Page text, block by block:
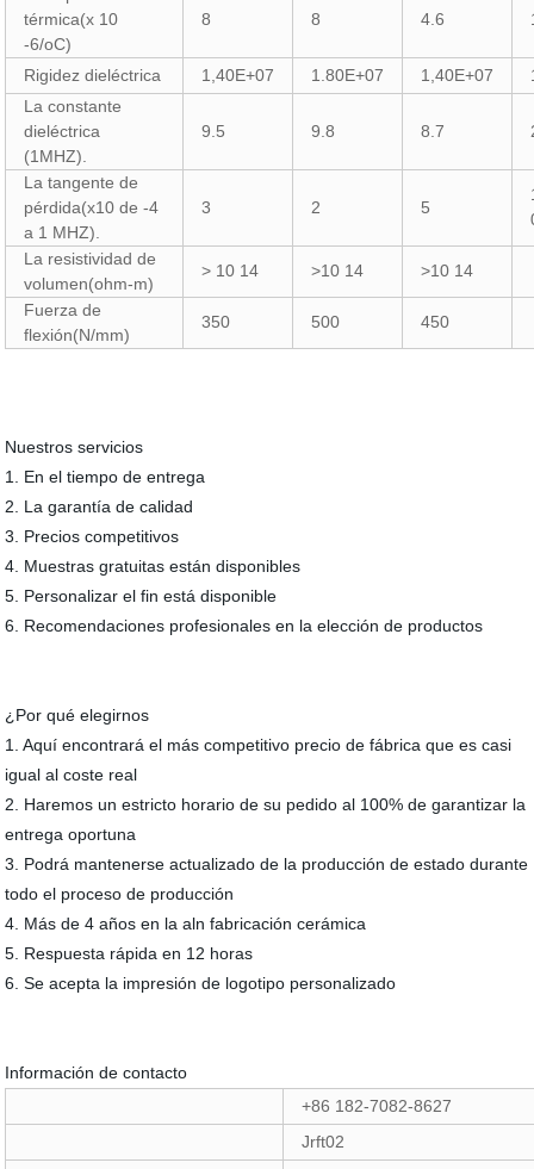
térmica(x 10
-6/oC)
8 8 4.6
Rigidez dieléctrica 1,40E+07 1.80E+07 1,40E+07
La constante
dieléctrica
(1MHZ).
9.5 9.8 8.7
La tangente de
pérdida(x10 de -4
a 1 MHZ).
3 2 5
La resistividad de
volumen(ohm-m)
> 10 14 >10 14 >10 14
Fuerza de
flexión(N/mm)
350 500 450
Nuestros servicios
1. En el tiempo de entrega
2. La garantía de calidad
3. Precios competitivos
4. Muestras gratuitas están disponibles
5. Personalizar el fin está disponible
6. Recomendaciones profesionales en la elección de productos
¿Por qué elegirnos
1. Aquí encontrará el más competitivo precio de fábrica que es casi
igual al coste real
2. Haremos un estricto horario de su pedido al 100% de garantizar la
entrega oportuna
3. Podrá mantenerse actualizado de la producción de estado durante
todo el proceso de producción
4. Más de 4 años en la aln fabricación cerámica
5. Respuesta rápida en 12 horas
6. Se acepta la impresión de logotipo personalizado
Información de contacto
+86 182-7082-8627
Jrft02